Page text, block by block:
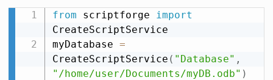
from scriptforge
import
CreateScriptService
myDatabase =
CreateScriptService ( "Database" ,
"/home/user/Documents/myDB.odb" )